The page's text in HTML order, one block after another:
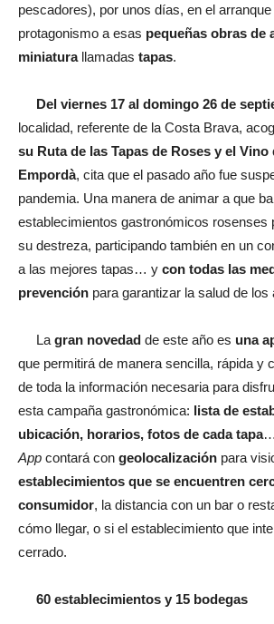
pescadores), por unos días, en el
protagonismo a esas pequeñas obras de
miniaturallamadas tapas.
Del viernes 17 al domingo 26 de
localidad, referente de la Costa Brava,
su Ruta de las Tapas de Roses y el Vino
Empordà, cita que el pasado año fue
pandemia. Una manera de animar a que
establecimientos gastronómicos rosenses
su destreza, participando también en un
a las mejores tapas… y con todas las
prevención para garantizar la salud de los
La gran novedad de este año es una
que permitirá de manera sencilla, rápida y
de toda la información necesaria para
esta campaña gastronómica: lista de
ubicación, horarios, fotos de cada tapa…
App contará con geolocalización para
establecimientos que se encuentren
consumidor, la distancia con un bar o
cómo llegar, o si el establecimiento que
cerrado.
60 establecimientos y 15 bodegas